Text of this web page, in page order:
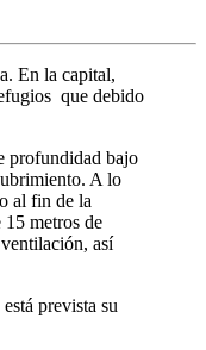
En la capital,
que debido
profundidad bajo
A lo
al fin de la
metros de
así
prevista su